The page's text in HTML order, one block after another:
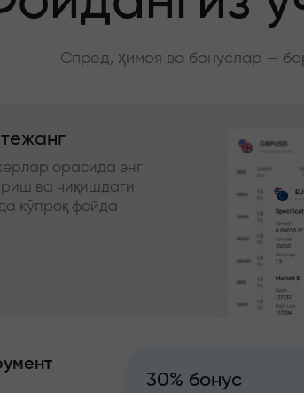
Спред, ҳимоя ва бонуслар —
орасида энг
ва чиқишдаги
кўпроқ фойда
30% бонус